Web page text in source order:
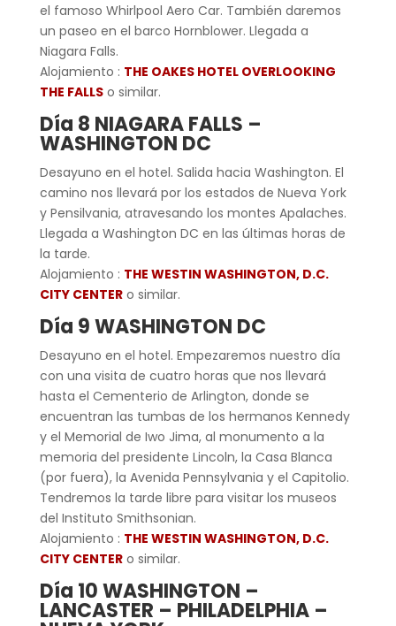
el famoso Whirlpool Aero Car. También daremos
un paseo en el barco Hornblower. Llegada a
Niagara Falls.
Alojamiento : THE OAKES HOTEL OVERLOOKING
THE FALLSo similar.
Día 8 NIAGARA FALLS –
WASHINGTON DC
Desayuno en el hotel. Salida hacia Washington. El
camino nos llevará por los estados de Nueva York
y Pensilvania, atravesando los montes Apalaches.
Llegada a Washington DC en las últimas horas de
la tarde.
Alojamiento : THE WESTIN WASHINGTON, D.C.
CITY CENTERo similar.
Día 9 WASHINGTON DC
Desayuno en el hotel. Empezaremos nuestro día
con una visita de cuatro horas que nos llevará
hasta el Cementerio de Arlington, donde se
encuentran las tumbas de los hermanos Kennedy
y el Memorial de Iwo Jima, al monumento a la
memoria del presidente Lincoln, la Casa Blanca
(por fuera), la Avenida Pennsylvania y el Capitolio.
Tendremos la tarde libre para visitar los museos
del Instituto Smithsonian.
Alojamiento : THE WESTIN WASHINGTON, D.C.
CITY CENTERo similar.
Día 10 WASHINGTON –
LANCASTER – PHILADELPHIA –